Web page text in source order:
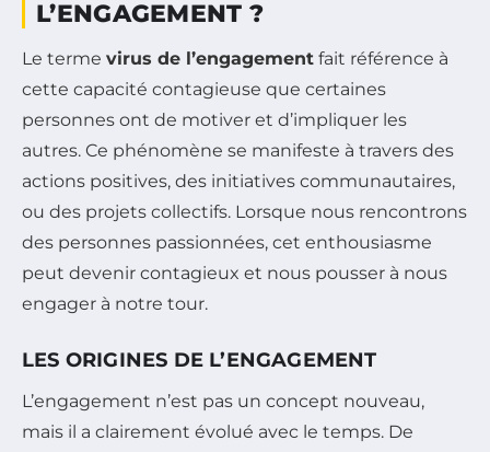
L’ENGAGEMENT ?
Le terme virus de l’engagement fait référence à
cette capacité contagieuse que certaines
personnes ont de motiver et d’impliquer les
autres. Ce phénomène se manifeste à travers des
actions positives, des initiatives communautaires,
ou des projets collectifs. Lorsque nous rencontrons
des personnes passionnées, cet enthousiasme
peut devenir contagieux et nous pousser à nous
engager à notre tour.
LES ORIGINES DE L’ENGAGEMENT
L’engagement n’est pas un concept nouveau,
mais il a clairement évolué avec le temps. De